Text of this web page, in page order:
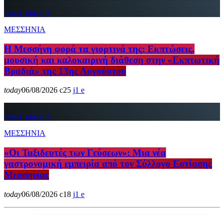
insert_link
1
ΜΕΣΣΗΝΙΑ
Η Μεσσήνη φορά τα γιορτινά της: Εκπτώσεις,
μουσική και καλοκαιρινή διάθεση στην «Εκπτωτική
Βραδιά» της 13ης Αυγούστου
today06/08/2026 25 1
insert_link
1
ΜΕΣΣΗΝΙΑ
«Οι Ταξιδευτές των Γεύσεων»: Μια νέα
γαστρονομική εμπειρία από τον Σύλλογο Εστίασης
Μεσσηνίας
today06/08/2026 18 1